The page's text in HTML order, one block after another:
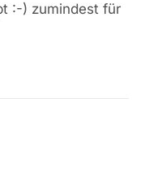
:-) zumindest für